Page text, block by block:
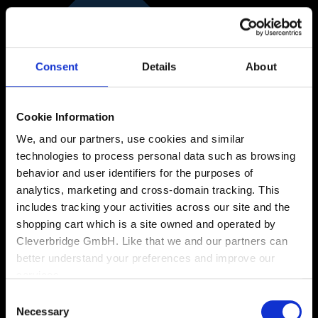
Consent Details About
Cookie Information
We, and our partners, use cookies and similar
technologies to process personal data such as browsing
behavior and user identifiers for the purposes of
analytics, marketing and cross-domain tracking. This
includes tracking your activities across our site and the
shopping cart which is a site owned and operated by
Cleverbridge GmbH. Like that we and our partners can
better understand your preferences and improve our
Also, the operator of the shopping cart, Cleverbridge
Selection
Necessary